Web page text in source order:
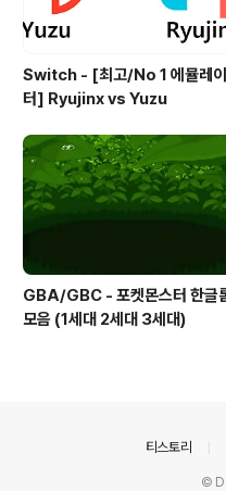
Switch - [최고/No 1 에뮬레이
터] Ryujinx vs Yuzu
GBA/GBC - 포켓몬스터 한글
모음 (1세대 2세대 3세대)
티스토리
©